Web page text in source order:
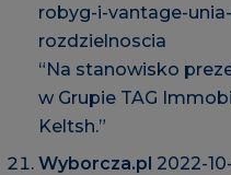
robyg-i-vantage-
rozdzielnoscia
“Na stanowisko
w Grupie TAG
Keltsh.”
Wyborcza.pl 2022-